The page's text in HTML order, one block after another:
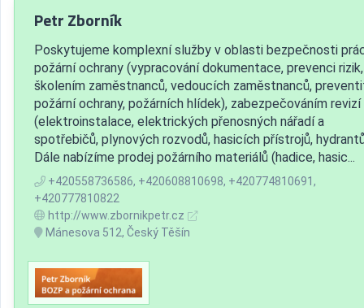
Petr Zborník
Poskytujeme komplexní služby v oblasti bezpečnosti
požární ochrany (vypracování dokumentace, prevenci rizik,
školením zaměstnanců, vedoucích zaměstnanců,
požární ochrany, požárních hlídek), zabezpečováním revizí
(elektroinstalace, elektrických přenosných nářadí a
spotřebičů, plynových rozvodů, hasicích přístrojů,
Dále nabízíme prodej požárního materiálů (hadice, hasic...
+420558736586, +420608810698, +420774810691,
+420777810822
http://www.zbornikpetr.cz
Mánesova 512, Český Těšín